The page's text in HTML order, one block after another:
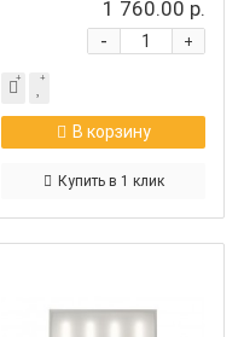
1 760.00 р.
+
-
В корзину
Купить в 1 клик